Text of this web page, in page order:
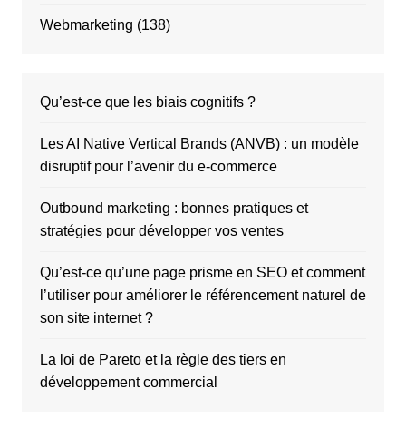
Webmarketing (138)
Qu’est-ce que les biais cognitifs ?
Les AI Native Vertical Brands (ANVB) : un modèle
disruptif pour l’avenir du e-commerce
Outbound marketing : bonnes pratiques et
stratégies pour développer vos ventes
Qu’est-ce qu’une page prisme en SEO et comment
l’utiliser pour améliorer le référencement naturel de
son site internet ?
La loi de Pareto et la règle des tiers en
développement commercial